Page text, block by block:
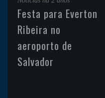
Festa para Everton
Ribeira no
aeroporto de
Salvador